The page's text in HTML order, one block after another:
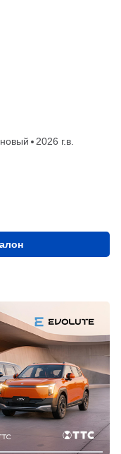
2026 г.в.